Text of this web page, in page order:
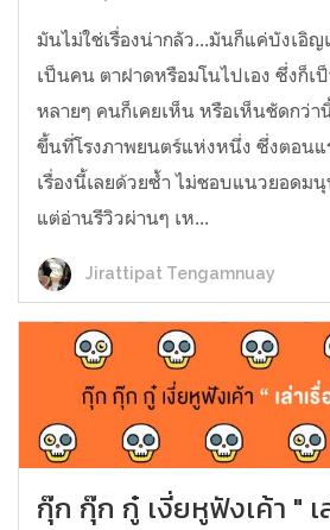
มันไม่ใช่เรื่องน่ากลัว...มันก็แค่บังเอิญ
เป็นคน ตาฝาดหรือมโนไปเอง ซึ่งก็เ
หลายๆ คนก็เคยเห็น หรือเห็นชัดกว่า
ขึ้นที่โรงภาพยนตร์แห่งหนึ่ง ซึ่งตอนแ
เรื่องนี้เลยด้วยซ้ำ ไม่ชอบแนวยอดม
แต่อ่านรีวิวผ่านๆ เห...
Jirattipat Tengamnuay
กุ๊ก กุ๊ก กู๋ เงี่ยหูฟังเค้า " เ